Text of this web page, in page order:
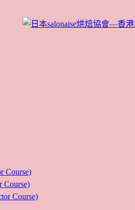
Course)
Course)
Course)